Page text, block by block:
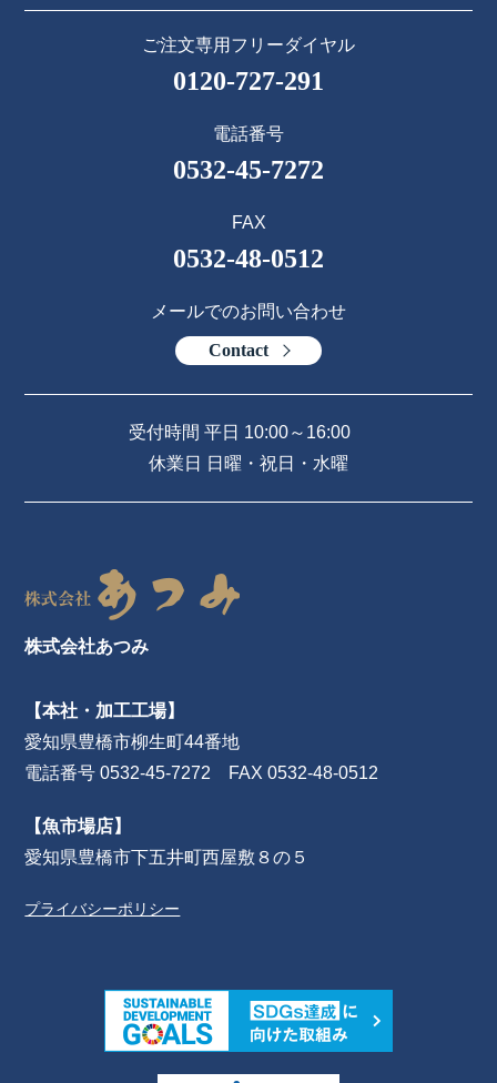
株式会社あつみ
【本社・加工工場】
愛知県豊橋市柳生町44番地
電話番号 0532-45-7272 FAX 0532-48-0512
【魚市場店】
愛知県豊橋市下五井町西屋敷８の５
プライバシーポリシー
ご注文専用フリーダイヤル
0120-727-291
電話番号
0532-45-7272
FAX
0532-48-0512
メールでのお問い合わせ
Contact
受付時間 平日 10:00～16:00
休業日 日曜・祝日・水曜